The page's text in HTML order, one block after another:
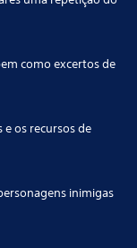
como excertos de
os recursos de
inimigas